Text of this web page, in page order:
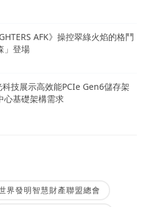
AFK》操控翠綠火焰的格鬥
」登場
技展示高效能PCIe Gen6儲存架
心基礎架構需求
界發明智慧財產聯盟總會